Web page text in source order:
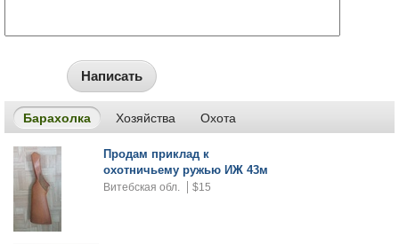
Написать
Барахолка Хозяйства Охота
Продам приклад к
охотничьему ружью ИЖ 43м
Витебская обл. $15